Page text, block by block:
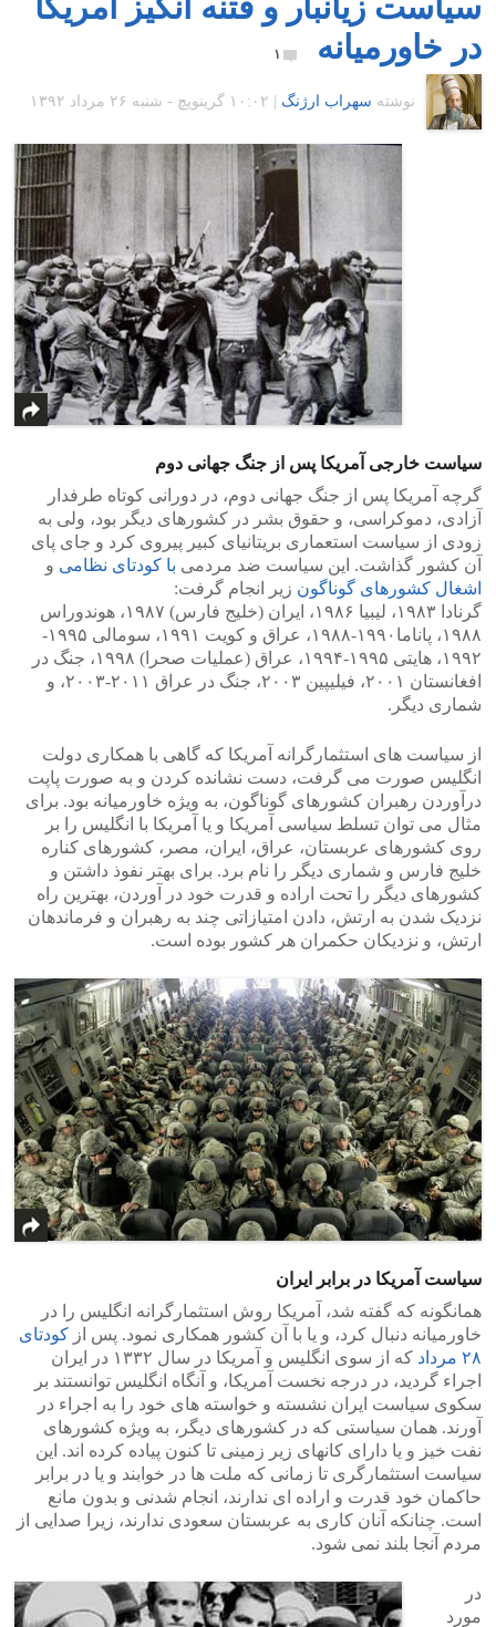
در خاورمیانه
۱
نوشته سهراب ارژنگ ۱۰:۰۲ گرينويچ - شنبه ۲۶ مرداد ۱۳۹۲
سیاست خارجی آمریکا پس از جنگ جهانی دوم
گرچه آمریکا پس از جنگ جهانی دوم، در دورانی کوتاه طرفدار
آزادی، دموکراسی، و حقوق بشر در کشورهای دیگر بود، ولی به
زودی از سیاست استعماری بریتانیای کبیر پیروی کرد و جای پای
آن کشور گذاشت. این سیاست ضد مردمی با کودتای نظامی و
اشغال کشورهای گوناگون زیر انجام گرفت:
گرنادا ۱۹۸۳، لیبیا ۱۹۸۶، ایران (خلیج فارس) ۱۹۸۷، هوندوراس
۱۹۸۸، پاناما۱۹۹۰-۱۹۸۸، عراق و کویت ۱۹۹۱، سومالی ۱۹۹۵-
۱۹۹۲، هایتی ۱۹۹۵-۱۹۹۴، عراق (عملیات صحرا) ۱۹۹۸، جنگ در
افغانستان ۲۰۰۱، فیلیپین ۲۰۰۳، جنگ در عراق ۲۰۱۱-۲۰۰۳، و
شماری دیگر.
از سیاست های استثمارگرانه آمریکا که گاهی با همکاری دولت
انگلیس صورت می گرفت، دست نشانده کردن و به صورت پاپت
درآوردن رهبران کشورهای گوناگون، به ویژه خاورمیانه بود. برای
مثال می توان تسلط سیاسی آمریکا و یا آمریکا با انگلیس را بر
روی کشورهای عربستان، عراق، ایران، مصر، کشورهای کناره
خلیج فارس و شماری دیگر را نام برد. برای بهتر نفوذ داشتن و
کشورهای دیگر را تحت اراده و قدرت خود در آوردن، بهترین راه
نزدیک شدن به ارتش، دادن امتیازاتی چند به رهبران و فرماندهان
ارتش، و نزدیکان حکمران هر کشور بوده است.
سیاست آمریکا در برابر ایران
همانگونه که گفته شد، آمریکا روش استثمارگرانه انگلیس را در
خاورمیانه دنبال کرد، و یا با آن کشور همکاری نمود. پس از کودتای
۲۸ مرداد
که از سوی انگلیس و آمریکا در سال ۱۳۳۲ در ایران
اجراء گردید، در درجه نخست آمریکا، و آنگاه انگلیس توانستند بر
سکوی سیاست ایران نشسته و خواسته های خود را به اجراء در
آورند. همان سیاستی که در کشورهای دیگر، به ویژه کشورهای
نفت خیز و یا دارای کانهای زیر زمینی تا کنون پیاده کرده اند. این
سیاست استثمارگری تا زمانی که ملت ها در خوابند و یا در برابر
حاکمان خود قدرت و اراده ای ندارند، انجام شدنی و بدون مانع
است. چنانکه آنان کاری به عربستان سعودی ندارند، زیرا صدایی از
مردم آنجا بلند نمی شود.
در
مورد